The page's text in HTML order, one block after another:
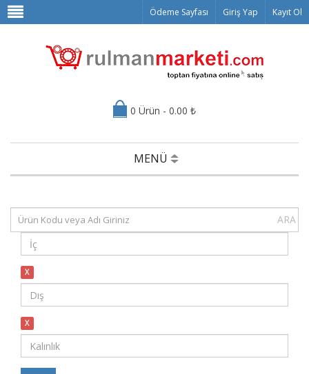
Ödeme Sayfası Giriş Yap Kayıt Ol
0 Ürün - 0.00 ₺
MENÜ
ARA
X
X